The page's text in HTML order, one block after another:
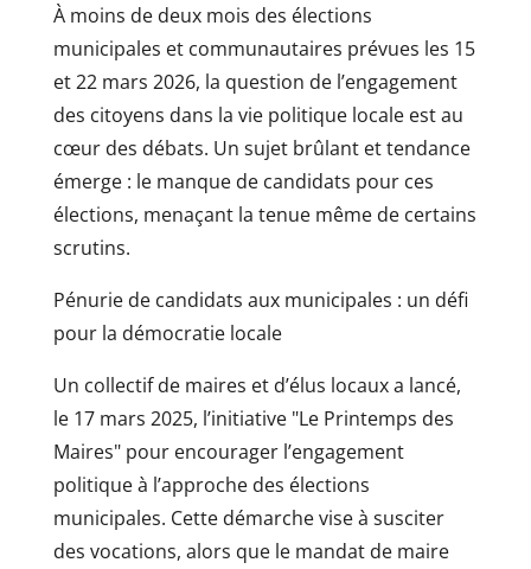
À moins de deux mois des élections
municipales et communautaires prévues les 15
et 22 mars 2026, la question de l’engagement
des citoyens dans la vie politique locale est au
cœur des débats. Un sujet brûlant et tendance
émerge : le manque de candidats pour ces
élections, menaçant la tenue même de certains
scrutins.
Pénurie de candidats aux municipales : un défi
pour la démocratie locale
Un collectif de maires et d’élus locaux a lancé,
le 17 mars 2025, l’initiative "Le Printemps des
Maires" pour encourager l’engagement
politique à l’approche des élections
municipales. Cette démarche vise à susciter
des vocations, alors que le mandat de maire